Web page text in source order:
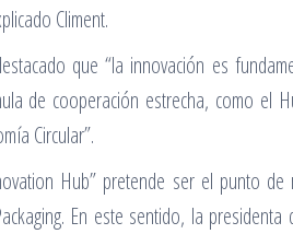
Climent.
que “la innovación es
de cooperación estrecha, como el
Circular”.
Hub” pretende ser el punto
En este sentido, la